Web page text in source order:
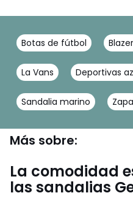
Botas de fútbol
La Vans Deportivas
Sandalia marino
Más sobre:
La comodidad
las sandalias